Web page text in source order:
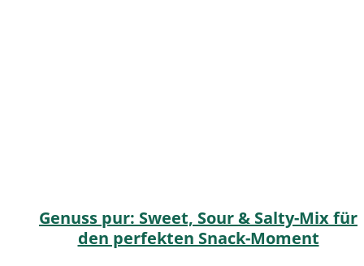
Genuss pur: Sweet, Sour & Salty-Mix für
den perfekten Snack-Moment